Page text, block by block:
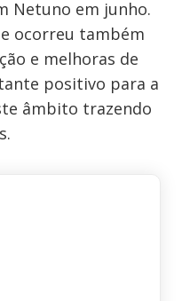
Netuno em junho.
ocorreu também
e melhoras de
positivo para a
âmbito trazendo